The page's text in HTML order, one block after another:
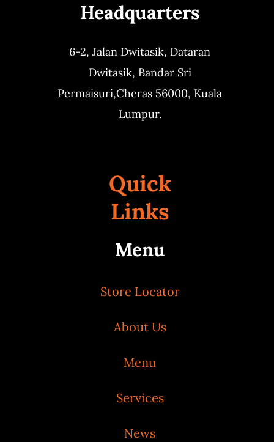
Headquarters
6-2, Jalan Dwitasik, Dataran
Dwitasik, Bandar Sri
Permaisuri,Cheras 56000, Kuala
Lumpur.
Quick
Links
Menu
Store Locator
About Us
Menu
Services
News